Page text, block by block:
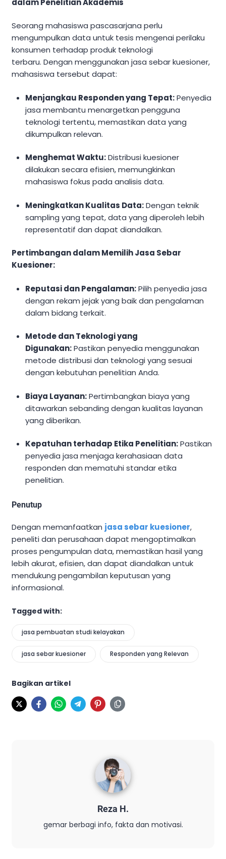
dalam Penelitian Akademis
Seorang mahasiswa pascasarjana perlu
mengumpulkan data untuk tesis mengenai perilaku
konsumen terhadap produk teknologi
terbaru. Dengan menggunakan jasa sebar kuesioner,
mahasiswa tersebut dapat:
Menjangkau Responden yang Tepat:Penyedia
jasa membantu menargetkan pengguna
teknologi tertentu, memastikan data yang
dikumpulkan relevan.
Menghemat Waktu:Distribusi kuesioner
dilakukan secara efisien, memungkinkan
mahasiswa fokus pada analisis data.
Meningkatkan Kualitas Data:Dengan teknik
sampling yang tepat, data yang diperoleh lebih
representatif dan dapat diandalkan.
Pertimbangan dalam Memilih Jasa Sebar
Kuesioner:
Reputasi dan Pengalaman:Pilih penyedia jasa
dengan rekam jejak yang baik dan pengalaman
dalam bidang terkait.
Metode dan Teknologi yang
Digunakan:Pastikan penyedia menggunakan
metode distribusi dan teknologi yang sesuai
dengan kebutuhan penelitian Anda.
Biaya Layanan:Pertimbangkan biaya yang
ditawarkan sebanding dengan kualitas layanan
yang diberikan.
Kepatuhan terhadap Etika Penelitian:Pastikan
penyedia jasa menjaga kerahasiaan data
responden dan mematuhi standar etika
penelitian.
Penutup
Dengan memanfaatkan jasa sebar kuesioner,
peneliti dan perusahaan dapat mengoptimalkan
proses pengumpulan data, memastikan hasil yang
lebih akurat, efisien, dan dapat diandalkan untuk
mendukung pengambilan keputusan yang
informasional.
Tagged with:
jasa pembuatan studi kelayakan
jasa sebar kuesioner Responden yang Relevan
Bagikan artikel
Reza H.
gemar berbagi info, fakta dan motivasi.